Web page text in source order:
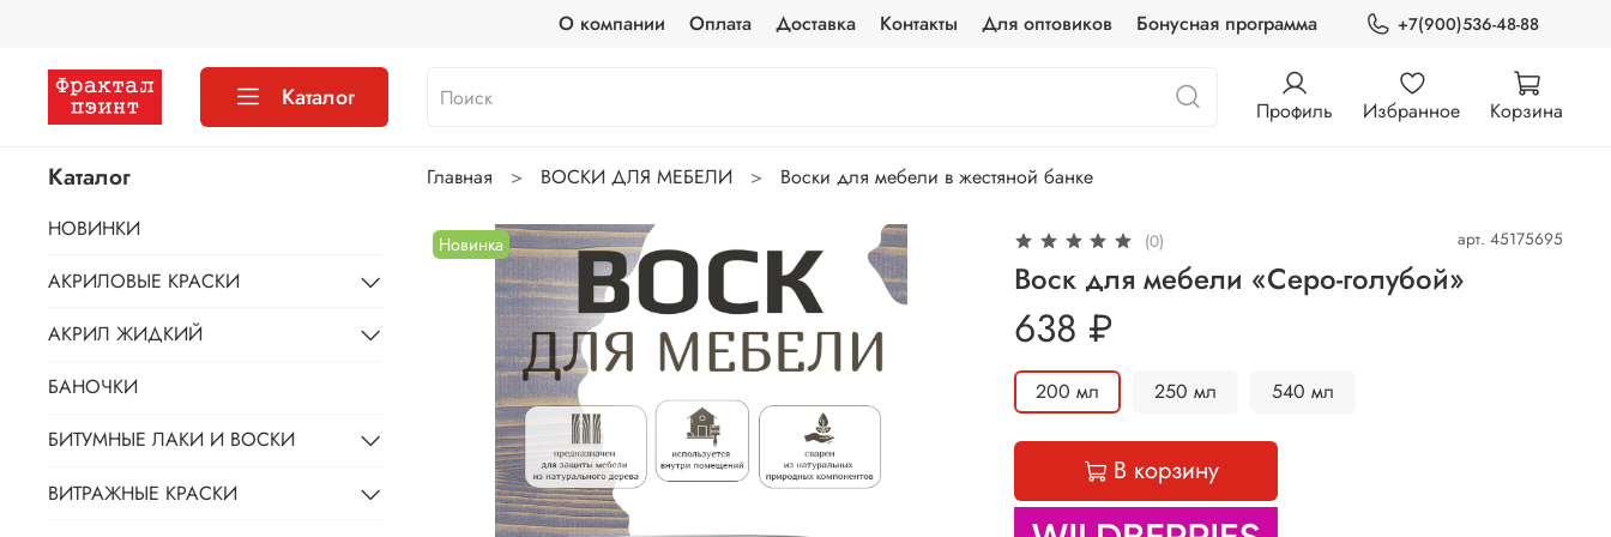
О компании Оплата Доставка Контакты Для оптовиков Бонусная программа +7(900)536-48-88
Каталог Профиль Избранное Корзина
Главная ВОСКИ ДЛЯ МЕБЕЛИ Воски для мебели в жестяной банке
Новинка (0) арт. 45175695
Воск для мебели «Серо-голубой»
638 ₽
200 мл 250 мл 540 мл
В корзину
Каталог
НОВИНКИ
АКРИЛОВЫЕ КРАСКИ
АКРИЛ ЖИДКИЙ
БАНОЧКИ
БИТУМНЫЕ ЛАКИ И ВОСКИ
ВИТРАЖНЫЕ КРАСКИ